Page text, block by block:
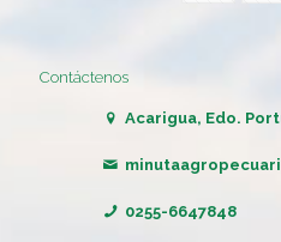
Contáctenos
Acarigua, Edo.
0255-6647848